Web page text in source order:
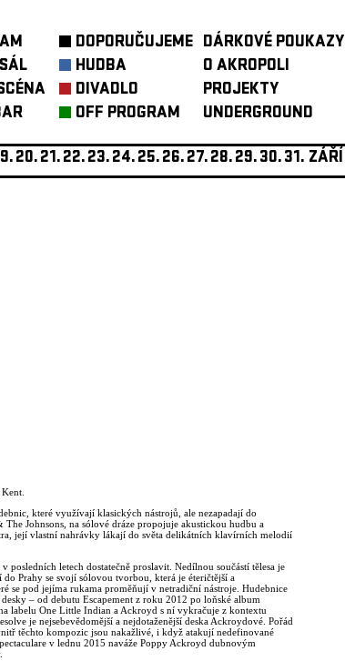
DOPORUČUJEME
HUDBA
DIVADLO
OFF PROGRAM
DÁRKOVÉ POUKAZY
O AKROPOLI
PROJEKTY
UNDERGROUND
20.21.22.23.24.25.26.27.28.29.30.31. ZÁŘÍ
které využívají klasických nástrojů, ale nezapadají do
Johnsons, na sólové dráze propojuje akustickou hudbu a
její vlastní nahrávky lákají do světa delikátních klavírních melodií
posledních letech dostatečně proslavit. Nedílnou součástí tělesa je
Prahy se svojí sólovou tvorbou, která je éteričtější a
se pod jejíma rukama proměňují v netradiční nástroje. Hudebnice
– od debutu Escapement z roku 2012 po loňské album
labelu One Little Indian a Ackroyd s ní vykračuje z kontextu
je nejsebevědomější a nejdotaženější deska Ackroydové. Pořád
těchto kompozic jsou nakažlivé, i když atakují nedefinované
v lednu 2015 naváže Poppy Ackroyd dubnovým